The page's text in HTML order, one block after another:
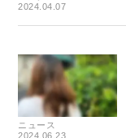
2024.04.07
ニュース
2024.06.23